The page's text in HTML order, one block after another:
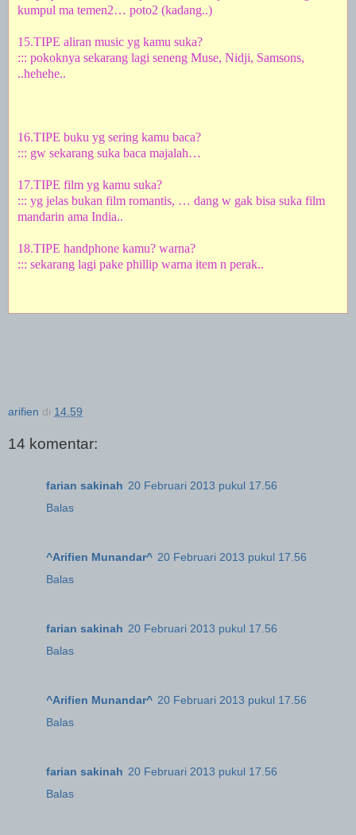
kumpul ma temen2… poto2 (kadang..)
15.TIPE aliran music yg kamu suka?
::: pokoknya sekarang lagi seneng Muse, Nidji, Samsons,
..hehehe..
16.TIPE buku yg sering kamu baca?
::: gw sekarang suka baca majalah…
17.TIPE film yg kamu suka?
::: yg jelas bukan film romantis, … dang w gak bisa suka film
mandarin ama India..
18.TIPE handphone kamu? warna?
::: sekarang lagi pake phillip warna item n perak..
arifien di 14.59
14 komentar:
farian sakinah 20 Februari 2013 pukul 17.56
Balas
^Arifien Munandar^ 20 Februari 2013 pukul 17.56
Balas
farian sakinah 20 Februari 2013 pukul 17.56
Balas
^Arifien Munandar^ 20 Februari 2013 pukul 17.56
Balas
farian sakinah 20 Februari 2013 pukul 17.56
Balas